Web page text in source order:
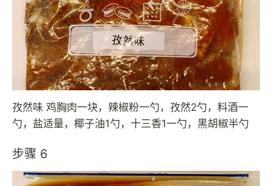
孜然味 鸡胸肉一块，辣椒粉一勺，孜然2勺，料酒一
勺，盐适量，椰子油1勺，十三香1一勺，黑胡椒半勺
步骤 6